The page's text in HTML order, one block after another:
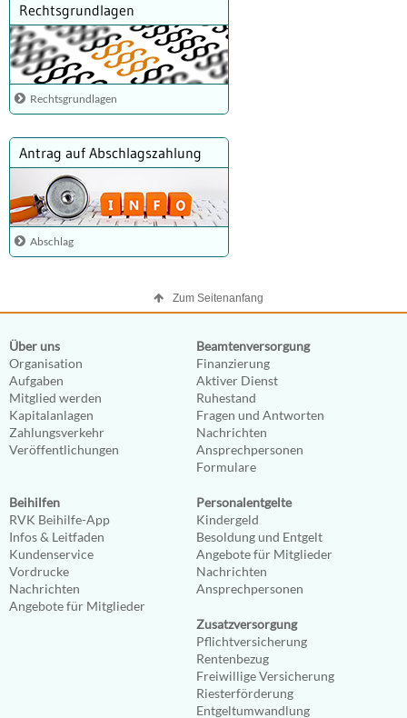
Rechtsgrundlagen
Rechtsgrundlagen
Antrag auf Abschlagszahlung
Abschlag
Zum Seitenanfang
Über uns
Organisation
Aufgaben
Mitglied werden
Kapitalanlagen
Zahlungsverkehr
Veröffentlichungen
Beamtenversorgung
Finanzierung
Aktiver Dienst
Ruhestand
Fragen und Antworten
Nachrichten
Ansprechpersonen
Formulare
Beihilfen
RVK Beihilfe-App
Infos & Leitfaden
Kundenservice
Vordrucke
Nachrichten
Angebote für Mitglieder
Personalentgelte
Kindergeld
Besoldung und Entgelt
Angebote für Mitglieder
Nachrichten
Ansprechpersonen
Zusatzversorgung
Pflichtversicherung
Rentenbezug
Freiwillige Versicherung
Riesterförderung
Entgeltumwandlung